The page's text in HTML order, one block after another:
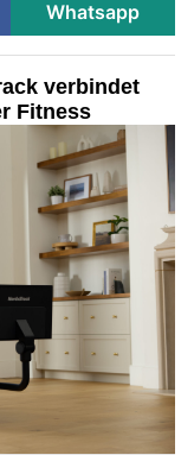
Whatsapp
verbindet
Fitness